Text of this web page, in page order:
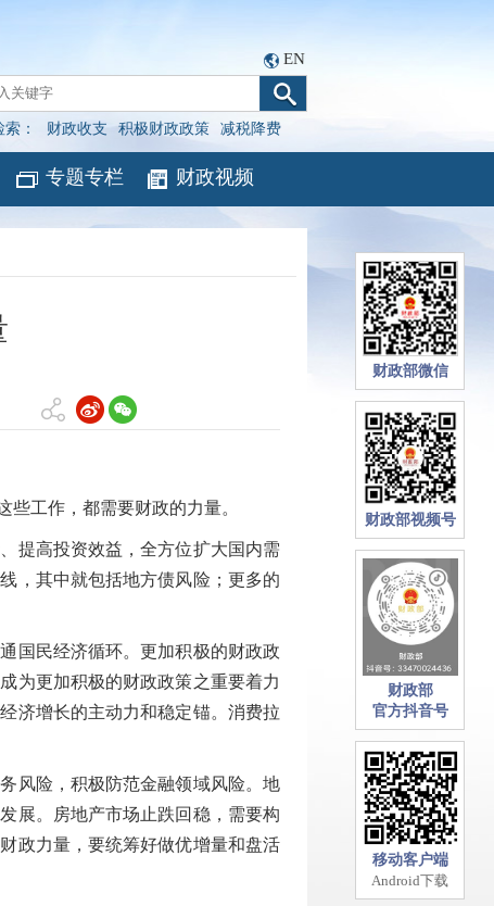
EN
： 财政收支 积极财政政策 减税降费
专题专栏 财政视频
工作，都需要财政的力量。
提高投资效益，全方位扩大国内需
，其中就包括地方债风险；更多的
国民经济循环。更加积极的财政政
为更加积极的财政政策之重要着力
济增长的主动力和稳定锚。消费拉
风险，积极防范金融领域风险。地
展。房地产市场止跌回稳，需要构
政力量，要统筹好做优增量和盘活
财政部微信
财政部视频号
财政部
官方抖音号
移动客户端
Android下载